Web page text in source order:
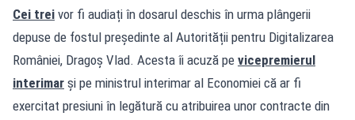
Cei trei vor fi audiați în dosarul deschis în urma plângerii
depuse de fostul președinte al Autorității pentru Digitalizarea
României, Dragoș Vlad. Acesta îi acuză pe vicepremierul
interimar și pe ministrul interimar al Economiei că ar fi
exercitat presiuni în legătură cu atribuirea unor contracte din